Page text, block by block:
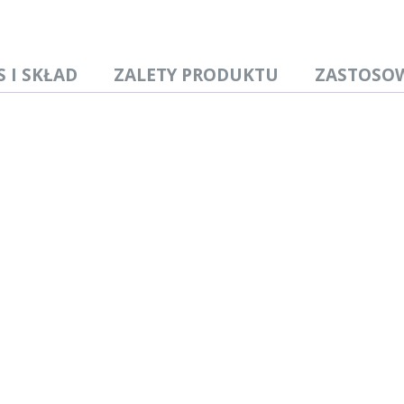
I SKŁAD ZALETY PRODUKTU